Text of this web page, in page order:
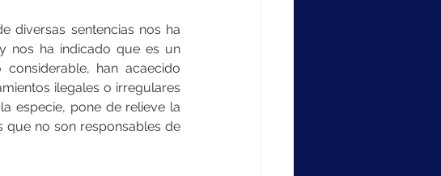
diversas sentencias nos ha
nos ha indicado que es un
han acaecido
ilegales o irregulares
especie, pone de relieve la
que no son responsables de